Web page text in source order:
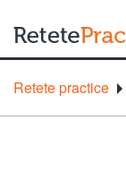
Retete practice